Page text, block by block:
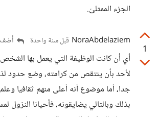
الجزء الممتلئ.
1
NoraAbdelaziem قبل سنة واحدة أضف
أي أن كانت الوظيفة التي يعمل بها
لأحد بأن ينتقص من كرامته، وضع حدود
جدا، أما موضوع أنه أعلى منهم ثقافيا
بذلك وبالتالي يضايقونه، فأحيانا النزول